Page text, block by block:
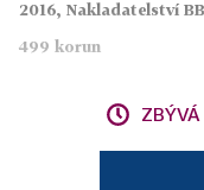
2016, Nakladatelství
499 korun